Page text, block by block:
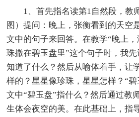
1、首先指名读第1自然段，教
图）提问：晚上，张衡看到的天空
文中的句子来回答。在教学“晚上
珠撒在碧玉盘里”这个句子时，我
知道了什么？然后从喻体着手，让
样的？星星像珍珠，星星怎样？“
文中“碧玉盘”指什么？然后通过教
生体会夜空的美。在此基础上，指